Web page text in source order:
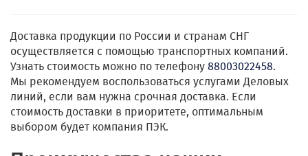
Доставка продукции по России и странам СНГ
осуществляется с помощью транспортных компаний.
Узнать стоимость можно по телефону 88003022458.
Мы рекомендуем воспользоваться услугами Деловых
линий, если вам нужна срочная доставка. Если
стоимость доставки в приоритете, оптимальным
выбором будет компания ПЭК.